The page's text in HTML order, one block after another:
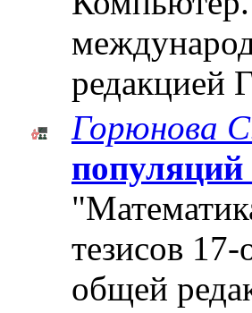
редакцией
Горюнова
тезисов
общей